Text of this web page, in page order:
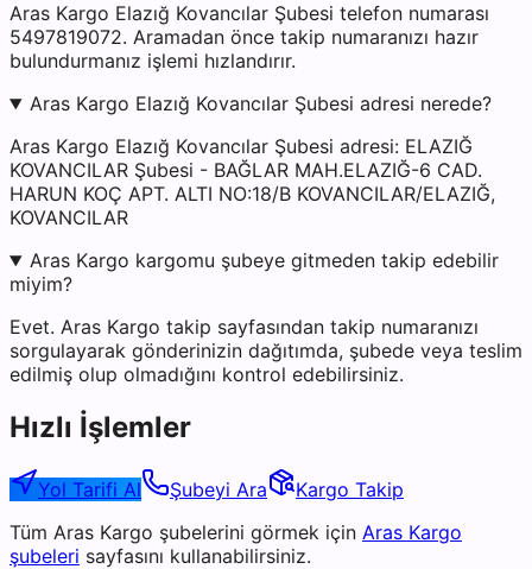
Aras Kargo Elazığ Kovancılar Şubesi telefon numarası
5497819072. Aramadan önce takip numaranızı hazır
bulundurmanız işlemi hızlandırır.
Aras Kargo Elazığ Kovancılar Şubesi adresi nerede?
Aras Kargo Elazığ Kovancılar Şubesi adresi: ELAZIĞ
KOVANCILAR Şubesi - BAĞLAR MAH.ELAZIĞ-6 CAD.
HARUN KOÇ APT. ALTI NO:18/B KOVANCILAR/ELAZIĞ,
KOVANCILAR
Aras Kargo kargomu şubeye gitmeden takip edebilir
miyim?
Evet. Aras Kargo takip sayfasından takip numaranızı
sorgulayarak gönderinizin dağıtımda, şubede veya teslim
edilmiş olup olmadığını kontrol edebilirsiniz.
Hızlı İşlemler
Yol Tarifi Al Şubeyi Ara
Kargo Takip
Tüm Aras Kargo şubelerini görmek için Aras Kargo
şubeleri sayfasını kullanabilirsiniz.